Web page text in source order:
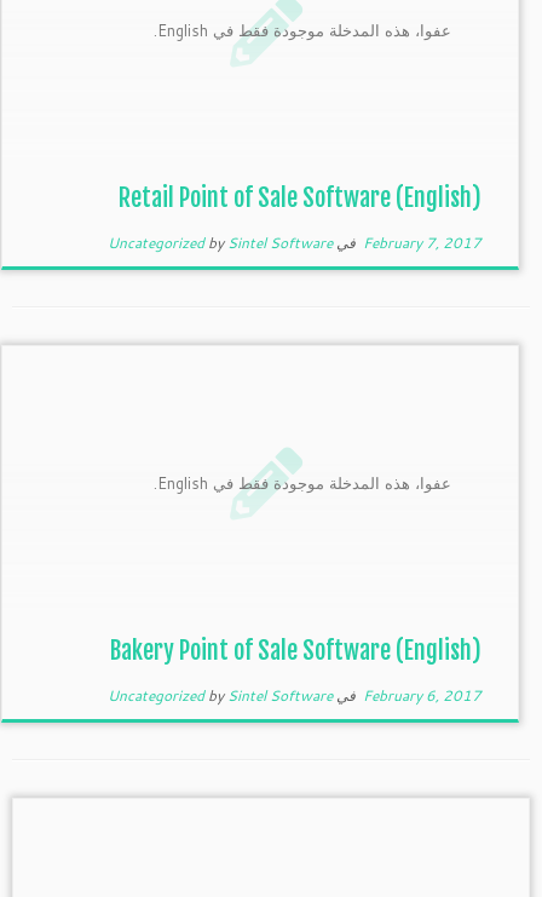
عفوا، هذه المدخلة موجودة فقط في English.
(English) Retail Point of Sale Software
February 7, 2017 في UncategorizedbySintel Software
عفوا، هذه المدخلة موجودة فقط في English.
(English) Bakery Point of Sale Software
February 6, 2017 في UncategorizedbySintel Software